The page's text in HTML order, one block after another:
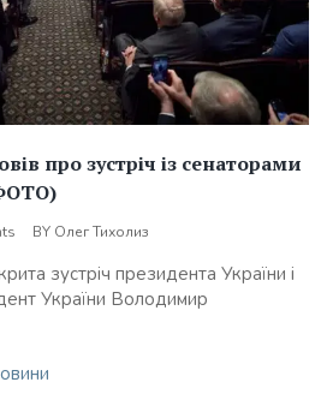
про зустріч із сенаторами
BY Олег Тихолиз
зустріч президента України і
України Володимир